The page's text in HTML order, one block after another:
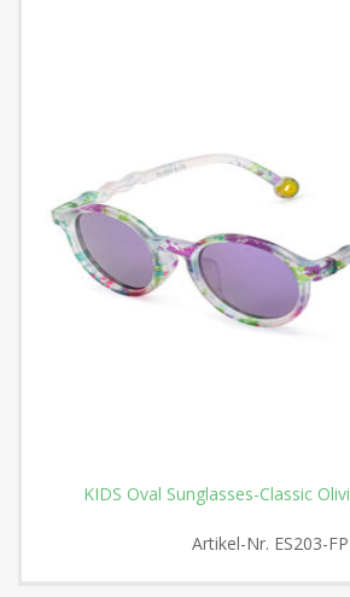
KIDS Oval Sunglasses-Classic
Artikel-Nr. ES203-FP